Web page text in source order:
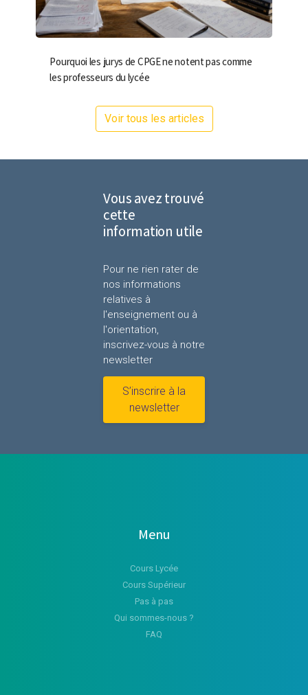
Pourquoi les jurys de CPGE ne notent pas comme
les professeurs du lycée
Voir tous les articles
Vous avez trouvé
cette
information utile
Pour ne rien rater de
nos informations
relatives à
l'enseignement ou à
l'orientation,
inscrivez-vous à notre
newsletter
S’inscrire à la
newsletter
Menu
Cours Lycée
Cours Supérieur
Pas à pas
Qui sommes-nous ?
FAQ